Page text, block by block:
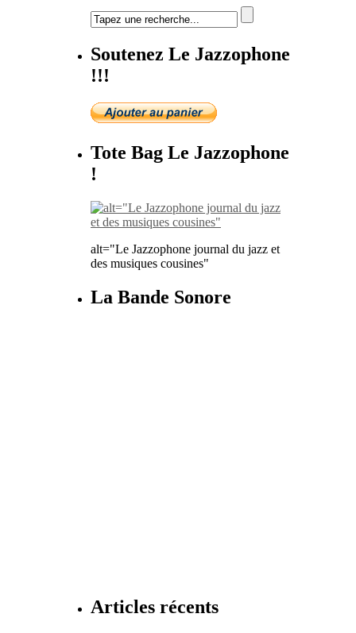
Soutenez Le Jazzophone
!!!
Tote Bag Le Jazzophone
!
alt="Le Jazzophone journal du jazz et
des musiques cousines"
La Bande Sonore
Articles récents